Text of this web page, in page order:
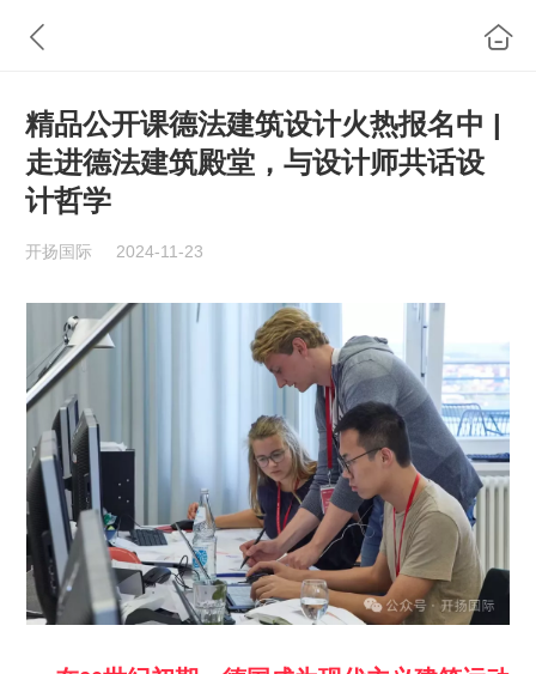
精品公开课德法建筑设计火热报名中 |
走进德法建筑殿堂，与设计师共话设
计哲学
开扬国际 2024-11-23